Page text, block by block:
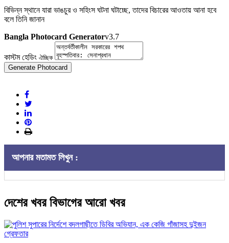
বিভিন্ন স্থানে যারা ভাঙচুর ও সহিংস ঘটনা ঘটাচ্ছে, তাদের বিচারের আওতায় আনা হবে
বলে তিনি জানান
Bangla Photocard Generatorv3.7
কাস্টম হেডিং ঐচ্ছিক
Generate Photocard
আপনার মতামত লিখুন :
দেশের খবর বিভাগের আরো খবর